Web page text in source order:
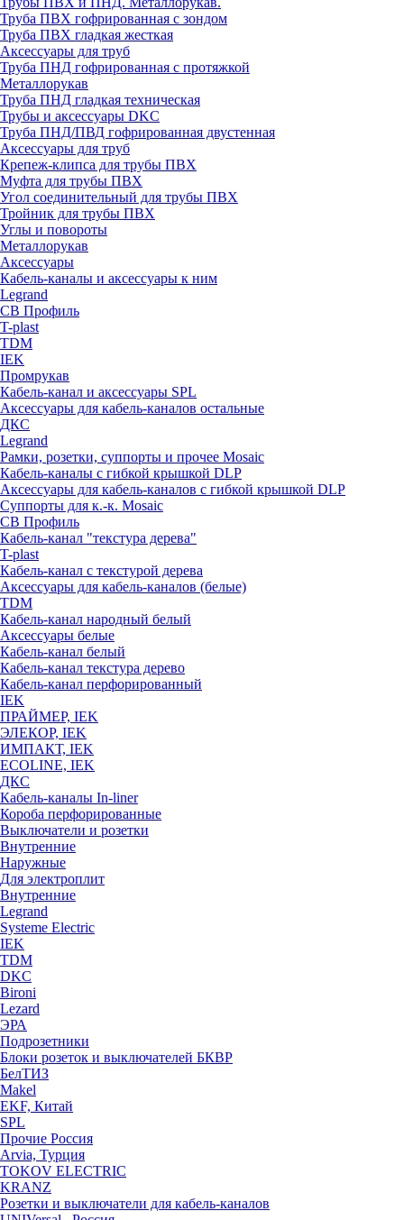
Труба ПВХ гофрированная с зондом
Труба ПВХ гладкая жесткая
Аксессуары для труб
Труба ПНД гофрированная с протяжкой
Металлорукав
Труба ПНД гладкая техническая
Трубы и аксессуары DKC
Труба ПНД/ПВД гофрированная двустенная
Аксессуары для труб
Крепеж-клипса для трубы ПВХ
Муфта для трубы ПВХ
Угол соединительный для трубы ПВХ
Тройник для трубы ПВХ
Углы и повороты
Металлорукав
Аксессуары
Кабель-каналы и аксессуары к ним
Legrand
СВ Профиль
T-plast
TDM
IEK
Промрукав
Кабель-канал и аксессуары SPL
Аксессуары для кабель-каналов остальные
ДКС
Legrand
Рамки, розетки, суппорты и прочее Mosaic
Кабель-каналы с гибкой крышкой DLP
Аксессуары для кабель-каналов с гибкой крышкой DLP
Суппорты для к.-к. Mosaic
СВ Профиль
Кабель-канал "текстура дерева"
T-plast
Кабель-канал с текстурой дерева
Аксессуары для кабель-каналов (белые)
TDM
Кабель-канал народный белый
Аксессуары белые
Кабель-канал белый
Кабель-канал текстура дерево
Кабель-канал перфорированный
IEK
ПРАЙМЕР, IEK
ЭЛЕКОР, IEK
ИМПАКТ, IEK
ECOLINE, IEK
ДКС
Кабель-каналы In-liner
Короба перфорированные
Выключатели и розетки
Внутренние
Наружные
Для электроплит
Внутренние
Legrand
Systeme Electric
IEK
TDM
DKC
Bironi
Lezard
ЭРА
Подрозетники
Блоки розеток и выключателей БКВР
БелТИЗ
Makel
EKF, Китай
SPL
Прочие Россия
Arvia, Турция
TOKOV ELECTRIC
KRANZ
Розетки и выключатели для кабель-каналов